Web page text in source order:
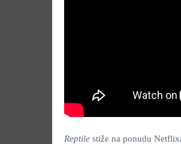
Reptile stiže na ponudu